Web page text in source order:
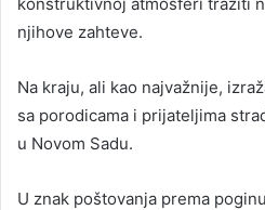
njihove zahteve.
Na kraju, ali kao najvažnije,
sa porodicama i prijateljima
u Novom Sadu.
U znak poštovanja prema